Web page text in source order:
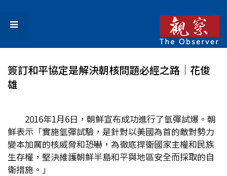
簽訂和平協定是解決朝核問題必經之路│花俊
雄
2016年1月6日，朝鮮宣布成功進行了氫彈試爆。朝
鮮表示「實施氫彈試驗，是針對以美國為首的敵對勢力
變本加厲的核威脅和恐嚇，為徹底捍衛國家主權和民族
生存權，堅決維護朝鮮半島和平與地區安全而採取的自
衛措施。」